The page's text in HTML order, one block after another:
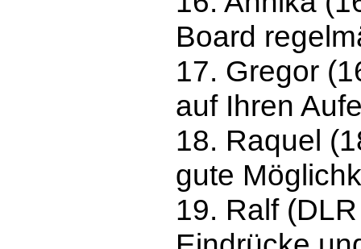
Board
17. Gregor
auf Ihren
18. Raquel
gute
19. Ralf